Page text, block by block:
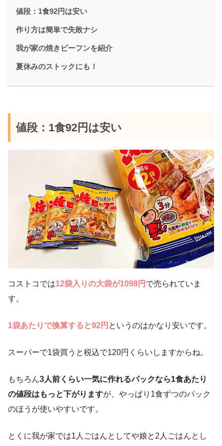
値段：1食92円は安い
作り方は簡単で失敗ナシ
我が家の焼きビーフンを紹介
夏休みのストックにも！
値段：1食92円は安い
コストコでは12袋入りの大袋が1098円 で売られていま
す。
1袋あたりで換算すると92円 というのはかなり安いです。
スーパーで1袋買うと税込で120円くらいしますからね。
もちろん3人前くらい一気に作れるパックなら1食あたり
の値段はもっと下がりますが、やっぱり1食ずつのパック
のほうが使いやすいです。
とくに我が家では1人ごはんとしてや娘と2人ごはんとし